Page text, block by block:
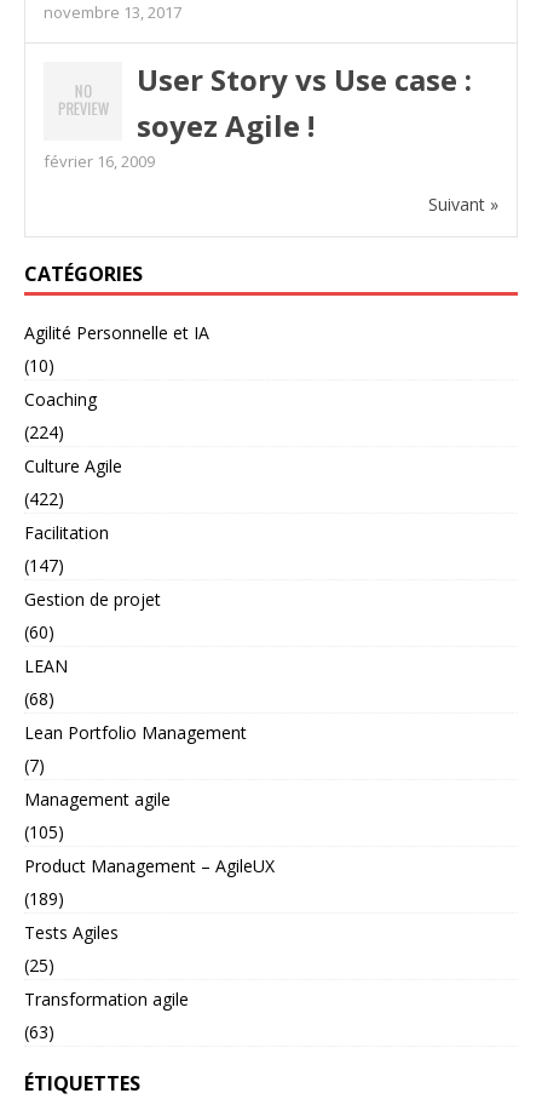
novembre 13, 2017
User Story vs Use case :
soyez Agile !
février 16, 2009
Suivant »
CATÉGORIES
Agilité Personnelle et IA
(10)
Coaching
(224)
Culture Agile
(422)
Facilitation
(147)
Gestion de projet
(60)
LEAN
(68)
Lean Portfolio Management
(7)
Management agile
(105)
Product Management – AgileUX
(189)
Tests Agiles
(25)
Transformation agile
(63)
ÉTIQUETTES